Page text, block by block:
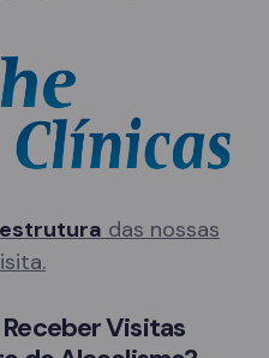
das nossas
Visitas